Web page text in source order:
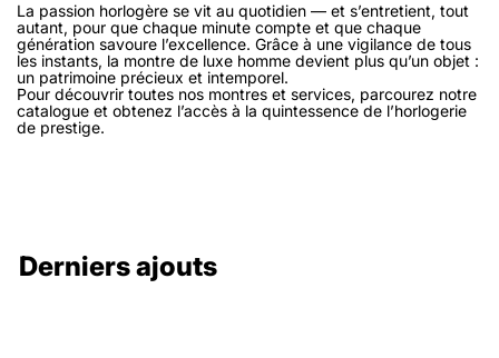
La passion horlogère se vit au quotidien — et s’entretient, tout
autant, pour que chaque minute compte et que chaque
génération savoure l’excellence. Grâce à une vigilance de tous
les instants, la montre de luxe homme devient plus qu’un objet :
un patrimoine précieux et intemporel.
Pour découvrir toutes nos montres et services, parcourez notre
catalogue et obtenez l’accès à la quintessence de l’horlogerie
de prestige.
Derniers ajouts